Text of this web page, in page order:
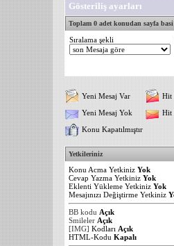
Gösteriliş ayarları
Toplam 0 adet konudan sayfa
Sıralama şekli
Yeni Mesaj Var
Hit
Yeni Mesaj Yok
Hit
Konu Kapatılmıştır
Yetkileriniz
Konu Acma Yetkiniz Yok
Cevap Yazma Yetkiniz Yok
Eklenti Yükleme Yetkiniz Yok
Mesajınızı Değiştirme Yetkiniz
BB kodu Açık
Smileler Açık
[IMG] Kodları Açık
HTML-Kodu Kapalı